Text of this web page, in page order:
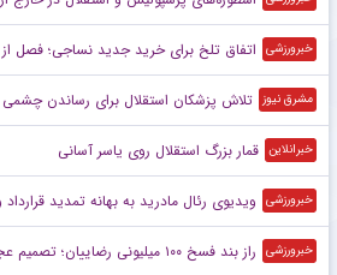
خبرورزشی اتفاق تلخ برای خرید جدید نساجی؛ فصل
مشرق نیوز تلاش پزشکان استقلال برای رساندن چشمی
خبرانلاین قمار بزرگ استقلال روی یاسر آسانی
خبرورزشی ویدیوی رئال مادرید به بهانه تمدید قرارداد
خبرورزشی راز بند فسخ ۱۰۰ میلیونی رضاییان؛ تصمیم عجیب استقلال چه دلیلی داشت؟